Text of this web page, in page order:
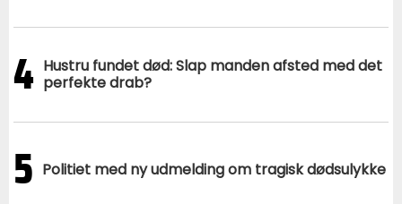
4 Hustru fundet død: Slap manden afsted med det
perfekte drab?
5 Politiet med ny udmelding om tragisk dødsulykke